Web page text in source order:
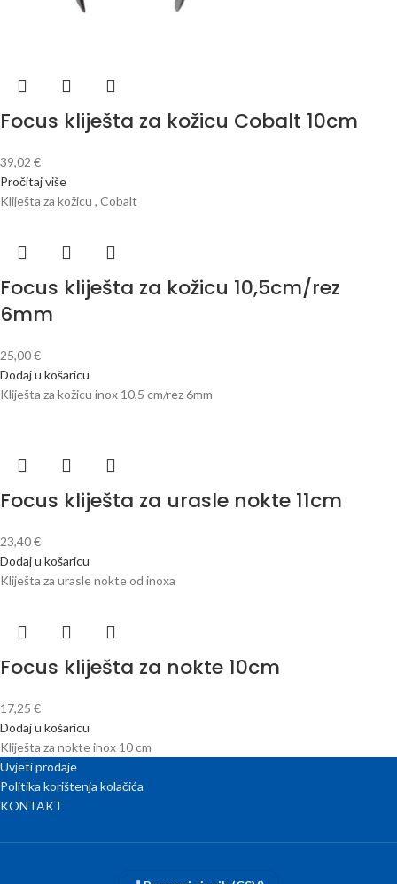
Focus kliješta za kožicu Cobalt 10cm
39,02 €
Pročitaj više
Kliješta za kožicu , Cobalt
Focus kliješta za kožicu 10,5cm/rez
6mm
25,00€
Dodaj u košaricu
Kliješta za kožicu inox 10,5 cm/rez 6mm
Focus kliješta za urasle nokte 11cm
23,40€
Dodaj u košaricu
Kliješta za urasle nokte od inoxa
Focus kliješta za nokte 10cm
17,25 €
Dodaj u košaricu
Kliješta za nokte inox 10 cm
Uvjeti prodaje
Politika korištenja kolačića
KONTAKT